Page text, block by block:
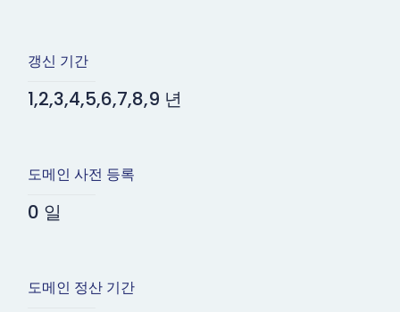
갱신 기간
1,2,3,4,5,6,7,8,9 년
도메인 사전 등록
0 일
도메인 정산 기간